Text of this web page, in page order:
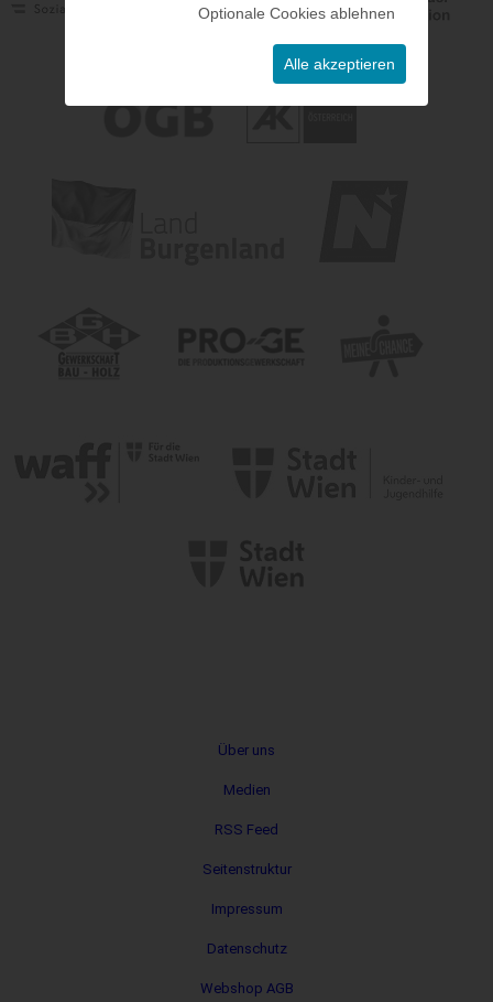
Optionale Cookies ablehnen
Alle akzeptieren
Über uns
Medien
RSS Feed
Seitenstruktur
Impressum
Datenschutz
Webshop AGB